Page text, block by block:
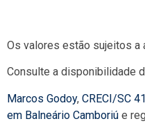
Os valores estão sujeitos a
Consulte a disponibilidade
Marcos Godoy, CRECI/SC
em Balneário Camboriú e